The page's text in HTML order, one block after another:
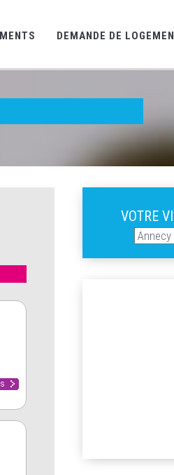
DEMANDE DE
VOTRE